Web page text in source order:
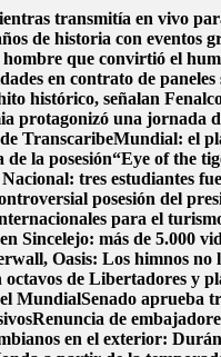
transmitía en vivo
de historia con eventos
que convirtió el
en contrato de paneles
histórico, señalan
protagonizó una jornada
TranscaribeMundial: el
la posesión“Eye of the
tres estudiantes
posesión del
para el
Sincelejo: más de 5.000
Oasis: Los himnos no
de Libertadores y
MundialSenado aprueba
Renuncia de
en el exterior: